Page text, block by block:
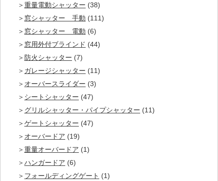
重量電動シャッター (38)
窓シャッター 手動 (111)
窓シャッター 電動 (6)
窓用外付ブラインド (44)
防火シャッター (7)
ガレージシャッター (11)
オーバースライダー (3)
シートシャッター (47)
グリルシャッター・パイプシャッター (11)
ゲートシャッター (47)
オーバードア (19)
重量オーバードア (1)
ハンガードア (6)
フォールディングゲート (1)